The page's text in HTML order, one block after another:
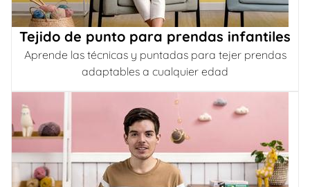
Tejido de punto para prendas infantiles
Aprende las técnicas y puntadas para tejer prendas
adaptables a cualquier edad